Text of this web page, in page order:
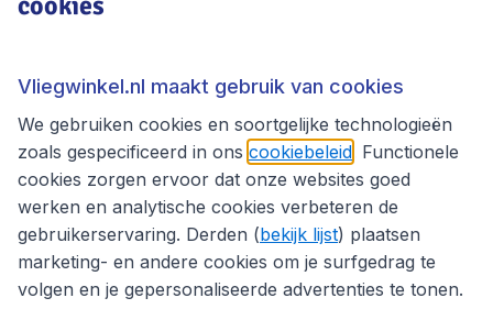
Thema's
Vliegwinkel.nl maakt gebruik van cookies
We gebruiken cookies en soortgelijke technologieën
zoals gespecificeerd in ons cookiebeleid . Functionele
cookies zorgen ervoor dat onze websites goed
werken en analytische cookies verbeteren de
gebruikerservaring. Derden (bekijk lijst) plaatsen
marketing- en andere cookies om je surfgedrag te
volgen en je gepersonaliseerde advertenties te tonen.